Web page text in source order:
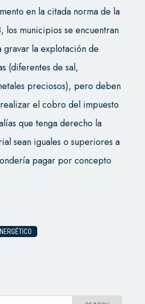
en la citada norma de la
los municipios se encuentran
gravar la explotación de
(diferentes de sal,
preciosos), pero deben
el cobro del impuesto
que tenga derecho la
sean iguales o superiores a
pagar por concepto